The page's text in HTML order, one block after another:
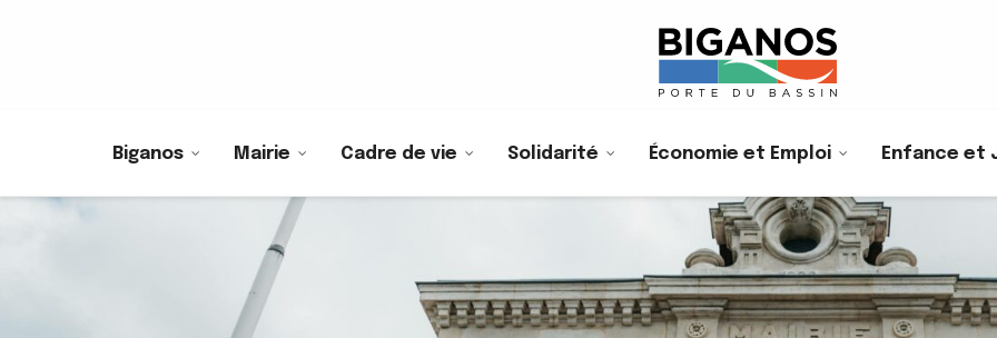
Biganos Mairie Cadre de vie Solidarité Économie et Emploi Enfance et